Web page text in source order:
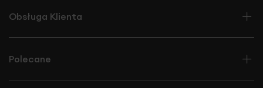
Obsługa Klienta
Polecane